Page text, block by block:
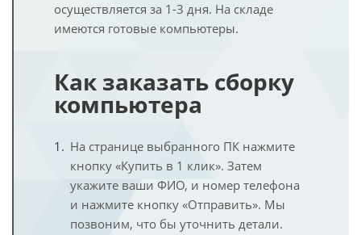
осуществляется за 1-3 дня. На складе
имеются готовые компьютеры.
Как заказать сборку
компьютера
На странице выбранного ПК нажмите
кнопку «Купить в 1 клик». Затем
укажите ваши ФИО, и номер телефона
и нажмите кнопку «Отправить». Мы
позвоним, что бы уточнить детали.